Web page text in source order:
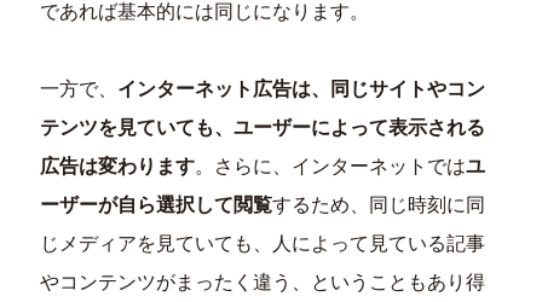
であれば基本的には同じになります。
一方で、 インターネット広告は、同じサイトやコン
テンツを見ていても、ユーザーによって表示される
広告は変わります。さらに、インターネットではユ
ーザーが自ら選択して閲覧するため、同じ時刻に同
じメディアを見ていても、人によって見ている記事
やコンテンツがまったく違う、ということもあり得